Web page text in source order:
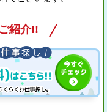
紹介!!